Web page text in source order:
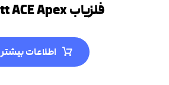
فلزیاب Garrett ACE Apex
اطلاعات بیشتر